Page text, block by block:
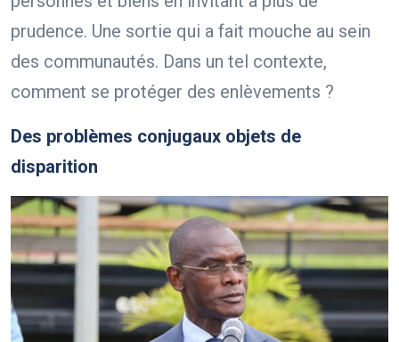
prudence. Une sortie qui a fait mouche au sein
des communautés. Dans un tel contexte,
comment se protéger des enlèvements ?
Des problèmes conjugaux objets de
disparition